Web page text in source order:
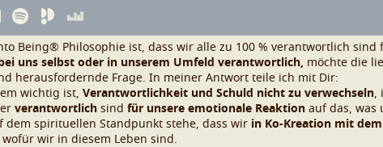
Being® Philosophie ist, dass wir alle zu 100 % verantwortlich
uns selbst oder in unserem Umfeld verantwortlich, möchte die
herausfordernde Frage. In meiner Antwort teile ich mit Dir:
wichtig ist, Verantwortlichkeit und Schuld nicht zu verwechseln,
verantwortlich sind für unsere emotionale Reaktion auf das, was
dem spirituellen Standpunkt stehe, dass wir in Ko-Kreation mit
wir in diesem Leben sind.